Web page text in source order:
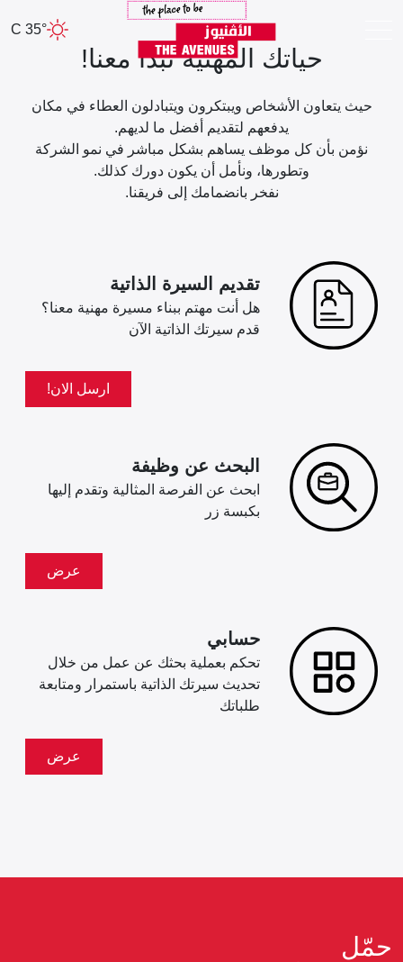
35° C
حياتك المهنية تبدأ معنا!
حيث يتعاون الأشخاص ويبتكرون ويتبادلون العطاء في مكان
يدفعهم لتقديم أفضل ما لديهم.
نؤمن بأن كل موظف يساهم بشكل مباشر في نمو الشركة
وتطورها، ونأمل أن يكون دورك كذلك.
نفخر بانضمامك إلى فريقنا.
تقديم السيرة الذاتية
هل أنت مهتم ببناء مسيرة مهنية معنا؟
قدم سيرتك الذاتية الآن
ارسل الان!
البحث عن وظيفة
ابحث عن الفرصة المثالية وتقدم إليها
بكبسة زر
عرض
حسابي
تحكم بعملية بحثك عن عمل من خلال
تحديث سيرتك الذاتية باستمرار ومتابعة
طلباتك
عرض
حمّل